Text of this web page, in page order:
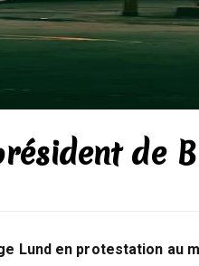
de
Lund en protestation au